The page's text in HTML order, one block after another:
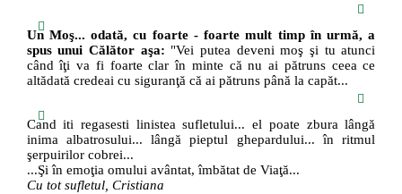
Un Moş... odată, cu foarte - foarte mult timp în urmă, a
spus unui Călător aşa: "Vei putea deveni moş şi tu atunci
când îţi va fi foarte clar în minte că nu ai pătruns ceea ce
altădată credeai cu siguranţă că ai pătruns până la capăt...
Cand iti regasesti linistea sufletului... el poate zbura lângă
inima albatrosului... lângă pieptul ghepardului... în ritmul
şerpuirilor cobrei...
...Şi în emoţia omului avântat, îmbătat de Viaţă...
Cu tot sufletul, Cristiana